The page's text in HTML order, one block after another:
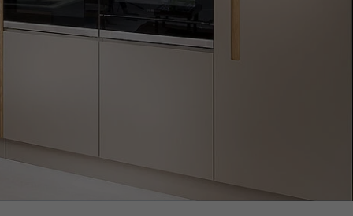
tiếng việt